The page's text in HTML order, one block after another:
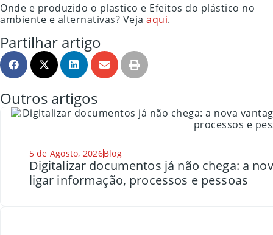
Onde e produzido o plastico e Efeitos do plástico no
ambiente e alternativas? Veja aqui.
Partilhar artigo
Outros artigos
5 de Agosto, 2026Blog
Digitalizar documentos já não chega: a
ligar informação, processos e pessoas